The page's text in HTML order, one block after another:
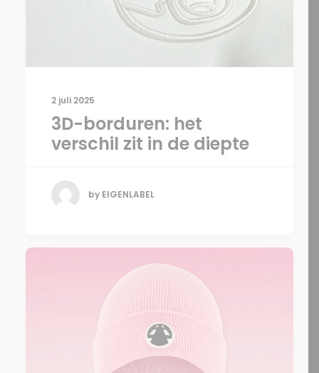
2 juli 2025
3D-borduren: het
verschil zit in de diepte
by EIGENLABEL